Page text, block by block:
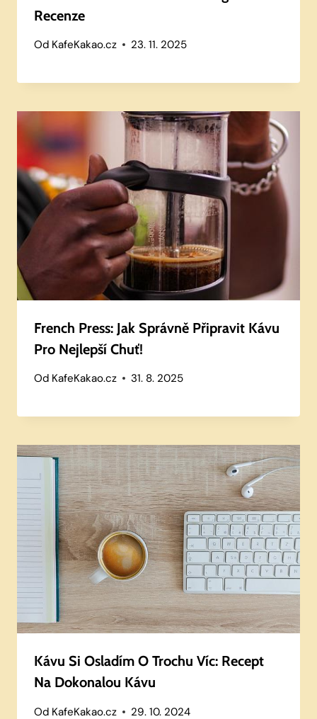
Recenze
Od KafeKakao.cz 23. 11. 2025
French Press: Jak Správně Připravit Kávu
Pro Nejlepší Chuť!
Od KafeKakao.cz 31. 8. 2025
Kávu Si Osladím O Trochu Víc: Recept
Na Dokonalou Kávu
Od KafeKakao.cz 29. 10. 2024